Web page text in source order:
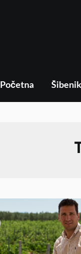
Početna Šibenik